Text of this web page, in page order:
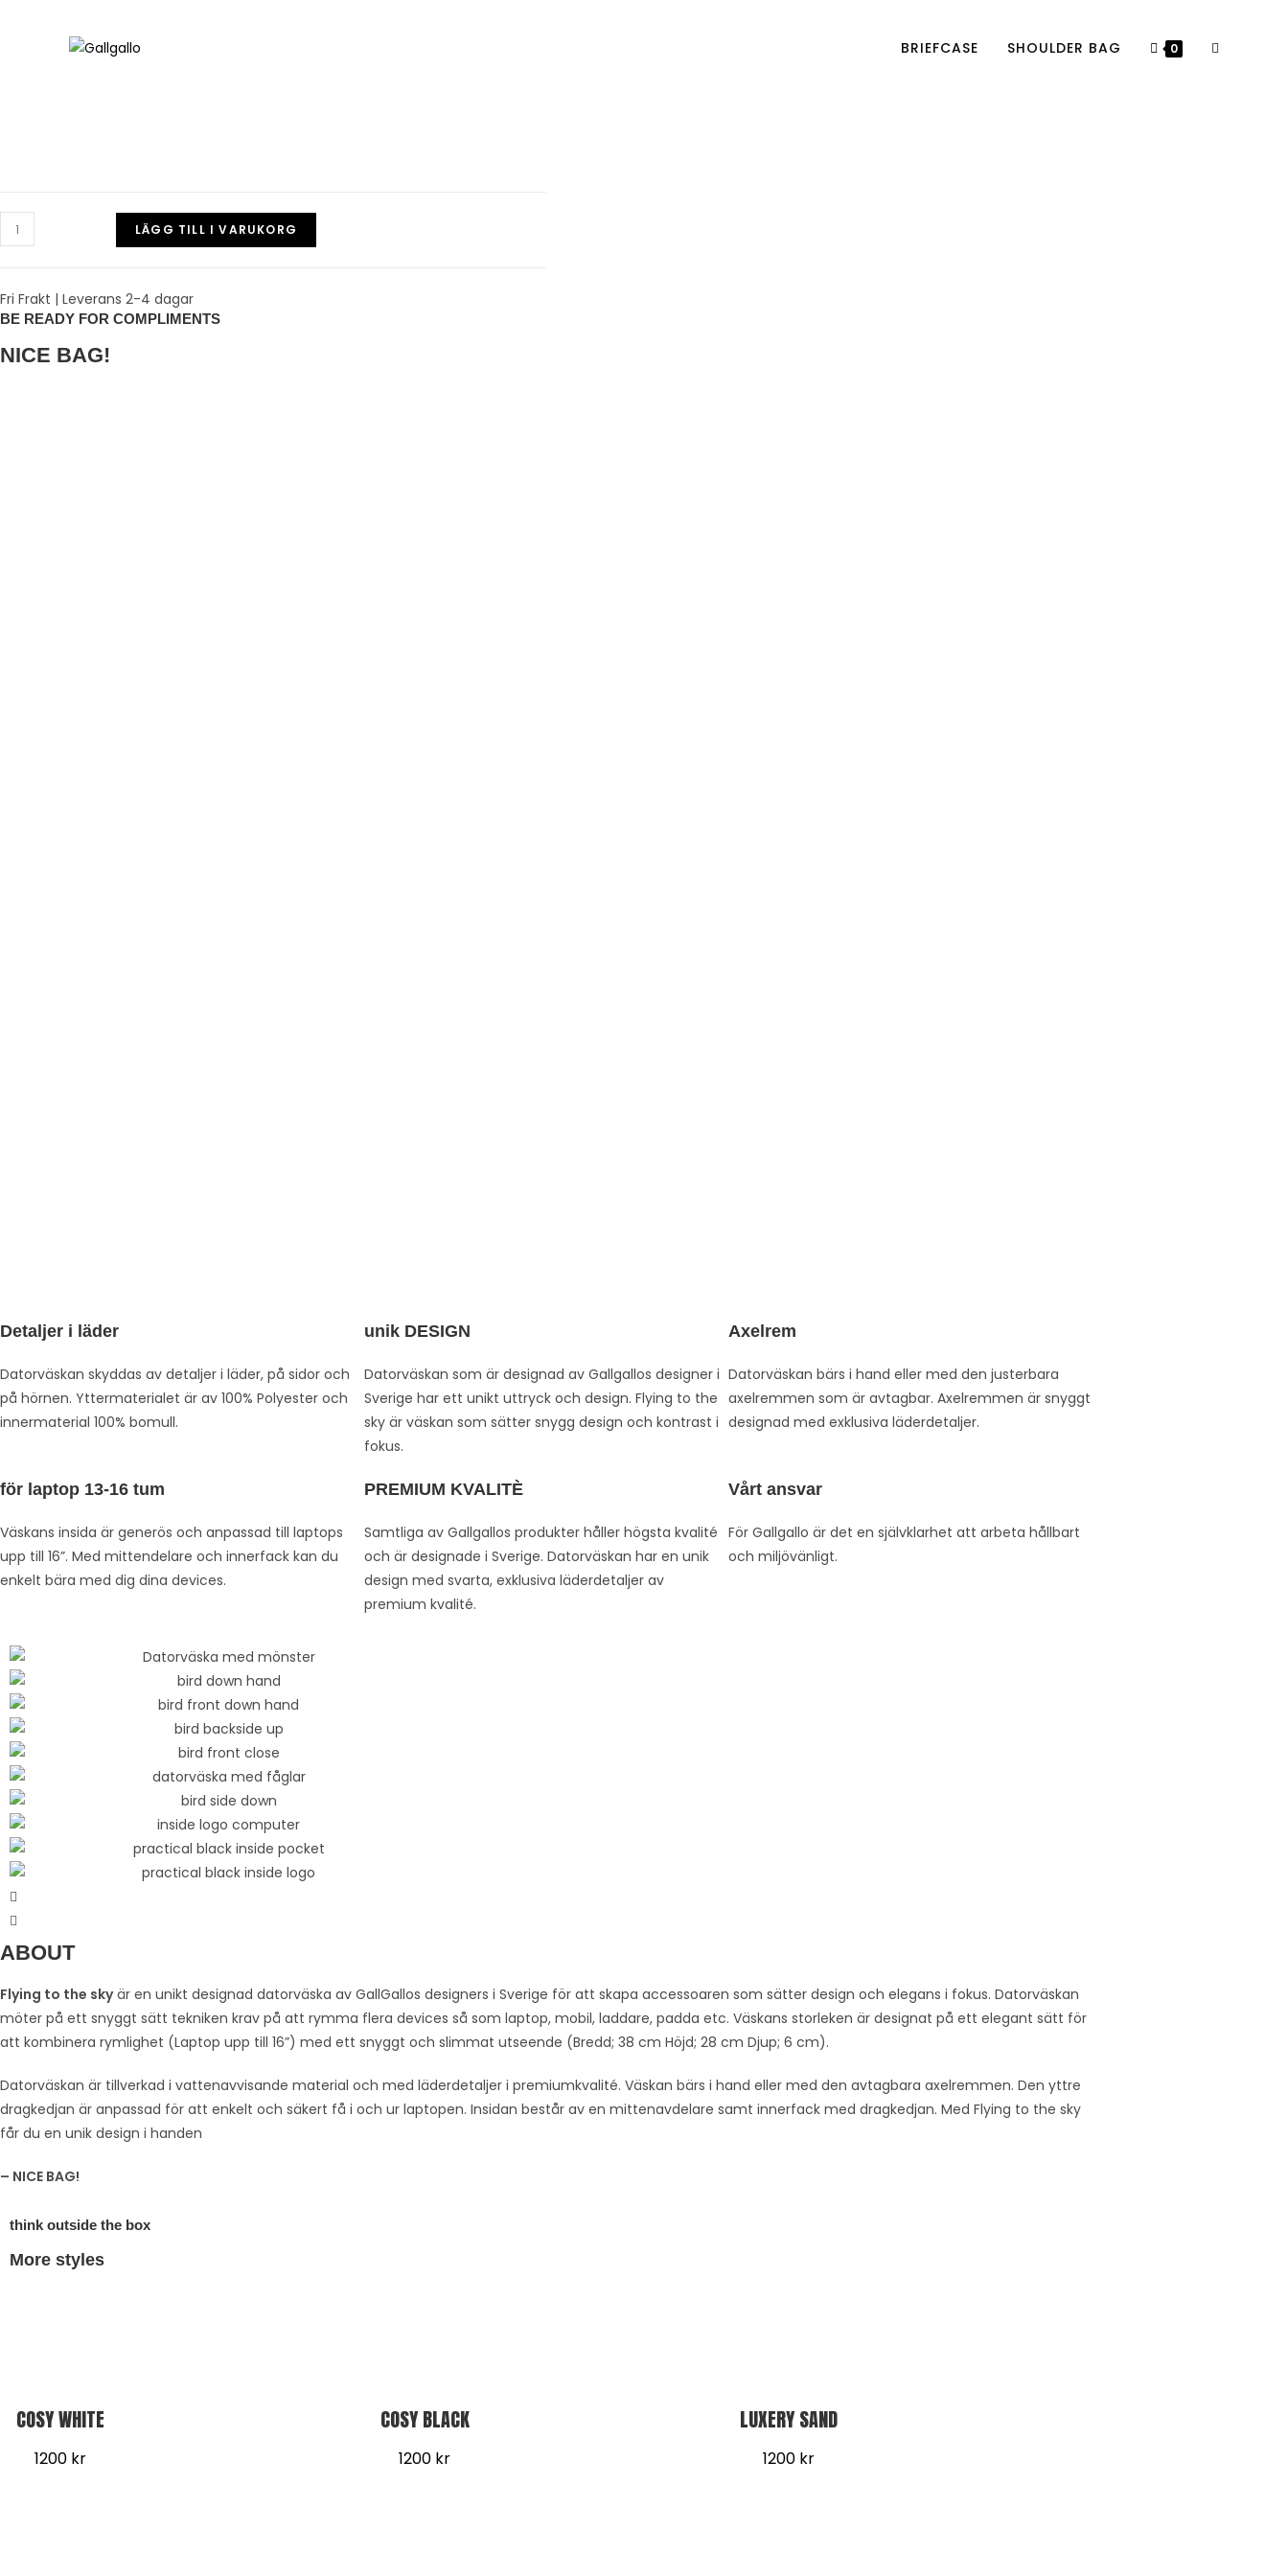
BRIEFCASE SHOULDER BAG 0
LÄGG TILL I VARUKORG
Fri Frakt | Leverans 2-4 dagar
BE READY FOR COMPLIMENTS
NICE BAG!
Detaljer i läder
Datorväskan skyddas av detaljer i läder, på sidor och
på hörnen. Yttermaterialet är av 100% Polyester och
innermaterial 100% bomull.
unik DESIGN
Datorväskan som är designad av Gallgallos designer i
Sverige har ett unikt uttryck och design. Flying to the
sky är väskan som sätter snygg design och kontrast i
fokus.
Axelrem
Datorväskan bärs i hand eller med den justerbara
axelremmen som är avtagbar. Axelremmen är snyggt
designad med exklusiva läderdetaljer.
för laptop 13-16 tum
Väskans insida är generös och anpassad till laptops
upp till 16”. Med mittendelare och innerfack kan du
enkelt bära med dig dina devices.
PREMIUM KVALITÈ
Samtliga av Gallgallos produkter håller högsta kvalité
och är designade i Sverige. Datorväskan har en unik
design med svarta, exklusiva läderdetaljer av
premium kvalité.
Vårt ansvar
För Gallgallo är det en självklarhet att arbeta hållbart
och miljövänligt.
ABOUT
Flying to the skyär en unikt designad datorväska av GallGallos designers i Sverige för att skapa accessoaren som sätter design och elegans i fokus. Datorväskan
möter på ett snyggt sätt tekniken krav på att rymma flera devices så som laptop, mobil, laddare, padda etc. Väskans storleken är designat på ett elegant sätt för
att kombinera rymlighet (Laptop upp till 16”) med ett snyggt och slimmat utseende (Bredd; 38 cm Höjd; 28 cm Djup; 6 cm).
Datorväskan är tillverkad i vattenavvisande material och med läderdetaljer i premiumkvalité. Väskan bärs i hand eller med den avtagbara axelremmen. Den yttre
dragkedjan är anpassad för att enkelt och säkert få i och ur laptopen. Insidan består av en mittenavdelare samt innerfack med dragkedjan. Med Flying to the sky
får du en unik design i handen
– NICE BAG!
think outside the box
More styles
COSY WHITE
1200 kr
COSY BLACK
1200 kr
LUXERY SAND
1200 kr